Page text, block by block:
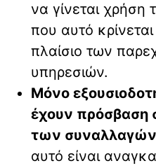
να γίνεται χρήση
που αυτό
πλαίσιο των
υπηρεσιών.
Μόνο
έχουν πρόσβαση
των
αυτό είναι